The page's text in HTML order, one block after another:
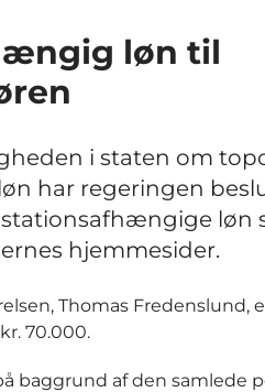
løn til
i staten om
har regeringen
løn
hjemmesider.
Thomas Fredenslund,
70.000.
baggrund af den samlede